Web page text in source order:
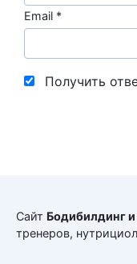
Email *
Получить
Сайт Бодибилдинг
тренеров,